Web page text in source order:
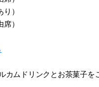
）
）
ムドリンクとお茶菓子を